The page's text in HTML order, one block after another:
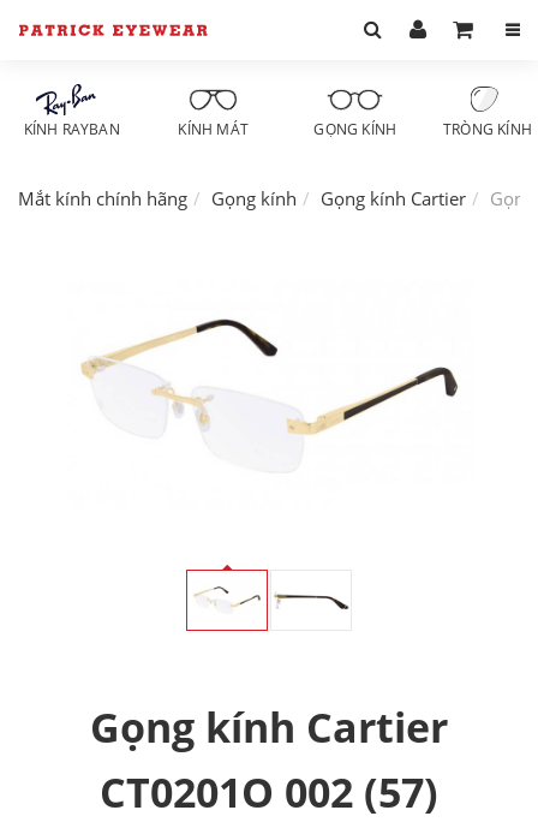
KÍNH RAYBAN KÍNH MÁT GỌNG KÍNH TRÒNG KÍNH
Mắt kính chính hãng Gọng kính Gọng kính Cartier
Gọng kính Cartier
CT0201O 002 (57)